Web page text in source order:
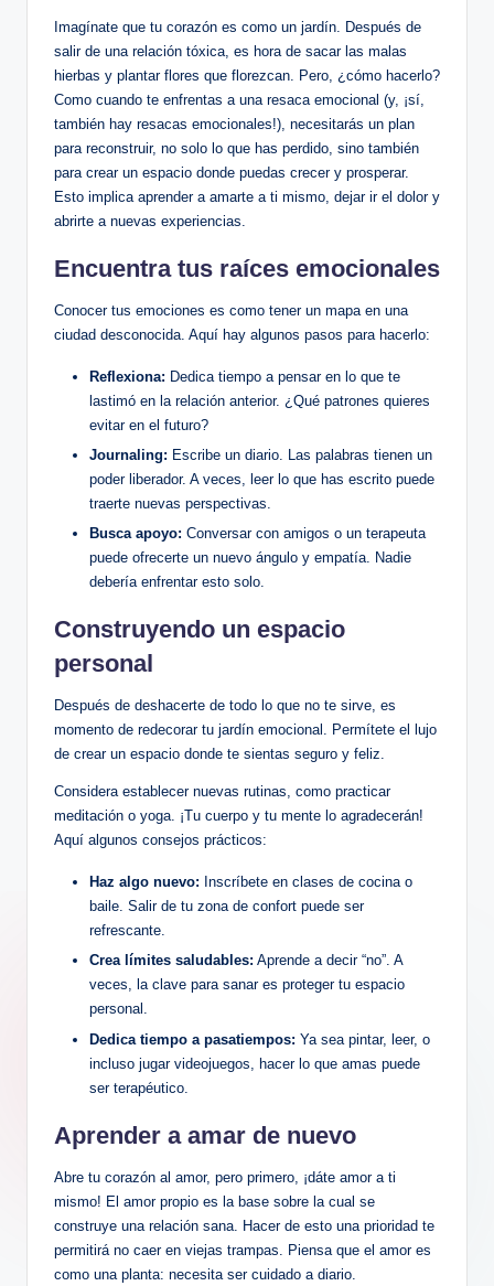
Imagínate que tu corazón es como un jardín. Después de
salir de una relación tóxica, es hora de sacar las malas
hierbas y plantar flores que florezcan. Pero, ¿cómo hacerlo?
Como cuando te enfrentas a una resaca emocional (y, ¡sí,
también hay resacas emocionales!), necesitarás un plan
para reconstruir, no solo lo que has perdido, sino también
para crear un espacio donde puedas crecer y prosperar.
Esto implica aprender a amarte a ti mismo, dejar ir el dolor y
abrirte a nuevas experiencias.
Encuentra tus raíces emocionales
Conocer tus emociones es como tener un mapa en una
ciudad desconocida. Aquí hay algunos pasos para hacerlo:
Reflexiona: Dedica tiempo a pensar en lo que te
lastimó en la relación anterior. ¿Qué patrones quieres
evitar en el futuro?
Journaling: Escribe un diario. Las palabras tienen un
poder liberador. A veces, leer lo que has escrito puede
traerte nuevas perspectivas.
Busca apoyo: Conversar con amigos o un terapeuta
puede ofrecerte un nuevo ángulo y empatía. Nadie
debería enfrentar esto solo.
Construyendo un espacio
personal
Después de deshacerte de todo lo que no te sirve, es
momento de redecorar tu jardín emocional. Permítete el lujo
de crear un espacio donde te sientas seguro y feliz.
Considera establecer nuevas rutinas, como practicar
meditación o yoga. ¡Tu cuerpo y tu mente lo agradecerán!
Aquí algunos consejos prácticos:
Haz algo nuevo: Inscríbete en clases de cocina o
baile. Salir de tu zona de confort puede ser
refrescante.
Crea límites saludables: Aprende a decir “no”. A
veces, la clave para sanar es proteger tu espacio
personal.
Dedica tiempo a pasatiempos: Ya sea pintar, leer, o
incluso jugar videojuegos, hacer lo que amas puede
ser terapéutico.
Aprender a amar de nuevo
Abre tu corazón al amor, pero primero, ¡dáte amor a ti
mismo! El amor propio es la base sobre la cual se
construye una relación sana. Hacer de esto una prioridad te
permitirá no caer en viejas trampas. Piensa que el amor es
como una planta: necesita ser cuidado a diario.